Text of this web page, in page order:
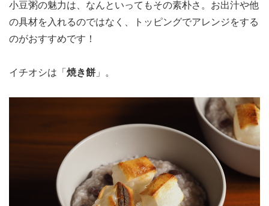
小豆粥の魅力は、なんといってもその素朴さ。お出汁や他
の具材を入れるのではなく、トッピングでアレンジをする
のがおすすめです！
イチオシは「焼き餅 」。